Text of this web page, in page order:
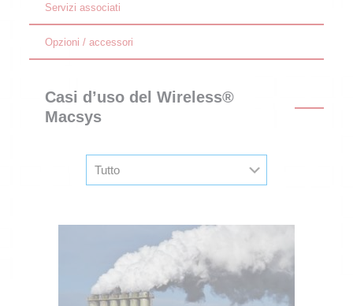
Servizi associati
Opzioni / accessori
Casi d’uso del Wireless®
Macsys